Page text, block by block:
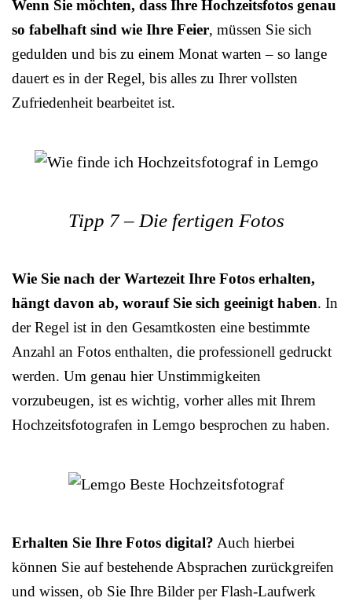
Wenn Sie möchten, dass Ihre Hochzeitsfotos genau
so fabelhaft sind wie Ihre Feier, müssen Sie sich
gedulden und bis zu einem Monat warten – so lange
dauert es in der Regel, bis alles zu Ihrer vollsten
Zufriedenheit bearbeitet ist.
Tipp 7 – Die fertigen Fotos
Wie Sie nach der Wartezeit Ihre Fotos erhalten,
hängt davon ab, worauf Sie sich geeinigt haben. In
der Regel ist in den Gesamtkosten eine bestimmte
Anzahl an Fotos enthalten, die professionell gedruckt
werden. Um genau hier Unstimmigkeiten
vorzubeugen, ist es wichtig, vorher alles mit Ihrem
Hochzeitsfotografen in Lemgo besprochen zu haben.
Erhalten Sie Ihre Fotos digital? Auch hierbei
können Sie auf bestehende Absprachen zurückgreifen
und wissen, ob Sie Ihre Bilder per Flash-Laufwerk